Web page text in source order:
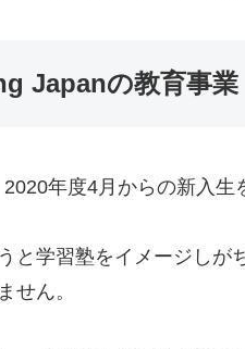
Japanの教育事業
年度4月からの新入生
と学習塾をイメージし
せん。